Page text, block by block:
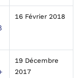
16 Février 2018
19 Décembre
2017